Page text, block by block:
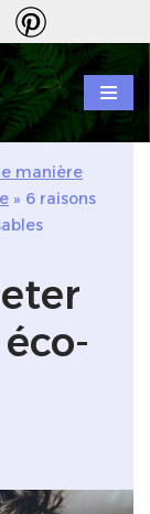
manière
» 6 raisons